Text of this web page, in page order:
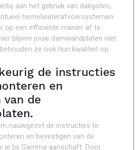
aan het gebruik van dakgoten,
hemelwaterafvoersystemen
op een efficiënte manier af te
blijven jouw damwandplaten niet
ze ook hun kwaliteit op
de instructies
en
van de
nauwgezet de instructies te
en bevestigen van de
je bij Gamma aanschaft. Door